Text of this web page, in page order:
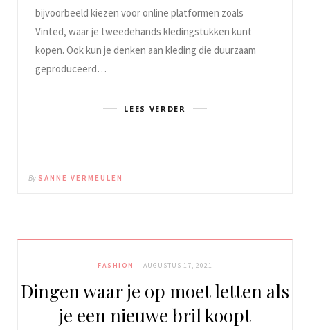
bijvoorbeeld kiezen voor online platformen zoals
Vinted, waar je tweedehands kledingstukken kunt
kopen. Ook kun je denken aan kleding die duurzaam
geproduceerd…
LEES VERDER
By SANNE VERMEULEN
FASHION AUGUSTUS 17, 2021
Dingen waar je op moet letten als
je een nieuwe bril koopt